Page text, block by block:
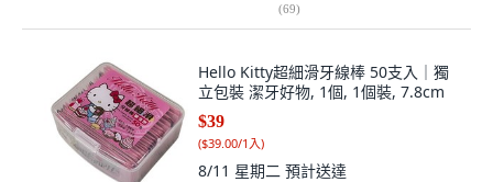
(69)
Hello Kitty超細滑牙線棒 50支入｜獨
立包裝 潔牙好物, 1個, 1個裝, 7.8cm
$39
($39.00/1入)
8/11 星期二 預計送達